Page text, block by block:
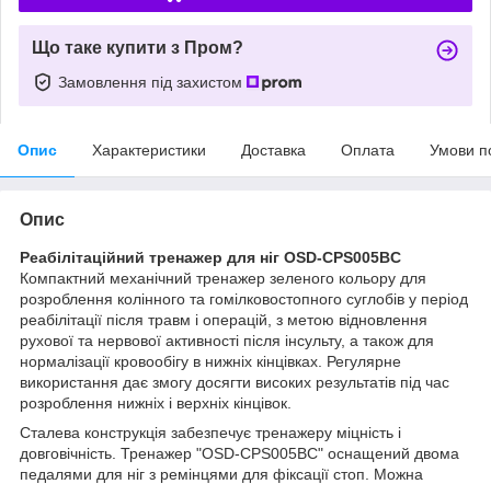
Що таке купити з Пром?
Замовлення під захистом
Опис Характеристики Доставка Оплата Умови
Опис
Реабілітаційний тренажер для ніг OSD-CPS005BC
Компактний механічний тренажер зеленого кольору для
розроблення колінного та гомілковостопного суглобів у період
реабілітації після травм і операцій, з метою відновлення
рухової та нервової активності після інсульту, а також для
нормалізації кровообігу в нижніх кінцівках. Регулярне
використання дає змогу досягти високих результатів під час
розроблення нижніх і верхніх кінцівок.
Сталева конструкція забезпечує тренажеру міцність і
довговічність. Тренажер "OSD-CPS005BC" оснащений двома
педалями для ніг з ремінцями для фіксації стоп. Можна